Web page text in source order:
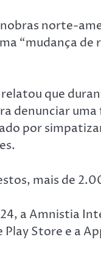
norte-
“mudança de
que
denunciar
por
mais de
a Amnistia
Play Store e a